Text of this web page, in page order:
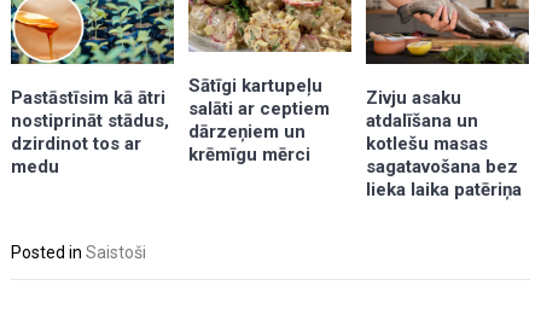
Pastāstīsim kā ātri
nostiprināt stādus,
dzirdinot tos ar
medu
Sātīgi kartupeļu
salāti ar ceptiem
dārzeņiem un
krēmīgu mērci
Zivju asaku
atdalīšana un
kotlešu masas
sagatavošana bez
lieka laika patēriņa
Posted inSaistoši